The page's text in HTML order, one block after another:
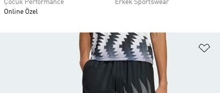
Çocuk Performance
Online Özel
Erkek Sportswear